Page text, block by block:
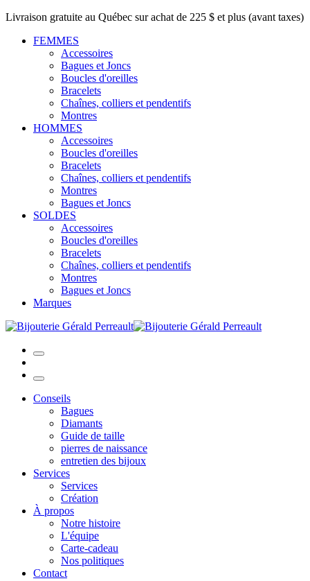
Livraison gratuite au Québec sur achat de 225 $ et plus (avant taxes)
FEMMES
Accessoires
Bagues et Joncs
Boucles d'oreilles
Bracelets
Chaînes, colliers et pendentifs
Montres
HOMMES
Accessoires
Boucles d'oreilles
Bracelets
Chaînes, colliers et pendentifs
Montres
Bagues et Joncs
SOLDES
Accessoires
Boucles d'oreilles
Bracelets
Chaînes, colliers et pendentifs
Montres
Bagues et Joncs
Marques
Conseils
Bagues
Diamants
Guide de taille
pierres de naissance
entretien des bijoux
Services
Services
Création
À propos
Notre histoire
L'équipe
Carte-cadeau
Nos politiques
Contact